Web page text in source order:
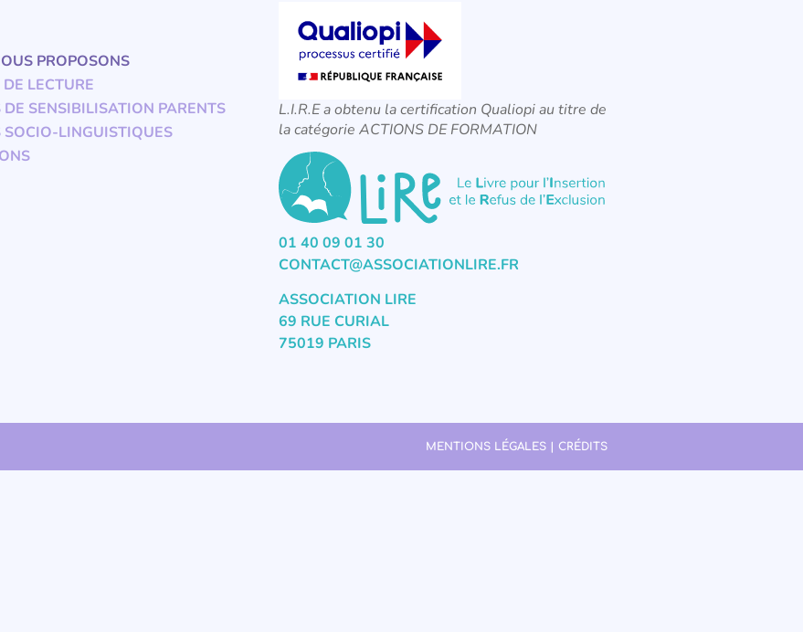
PROPOSONS
LECTURE
DE SENSIBILISATION PARENTS
SOCIO-LINGUISTIQUES
L.I.R.E a obtenu la certification Qualiopi au titre de
la catégorie ACTIONS DE FORMATION
01 40 09 01 30
CONTACT@ASSOCIATIONLIRE.FR
ASSOCIATION LIRE
69 RUE CURIAL
75019 PARIS
MENTIONS LÉGALES | CRÉDITS